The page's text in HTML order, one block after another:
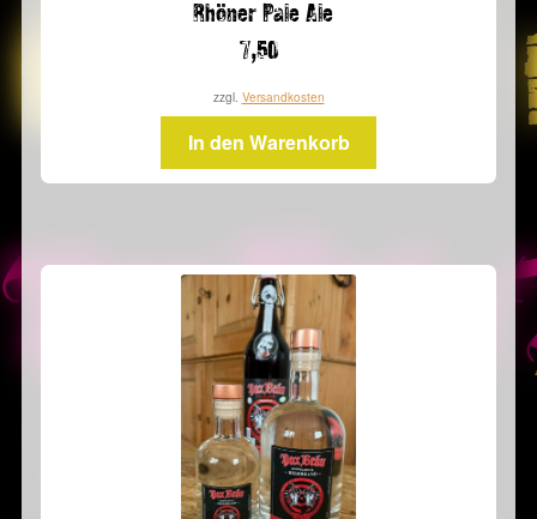
Rhöner Pale Ale
7,50
zzgl. Versandkosten
In den Warenkorb